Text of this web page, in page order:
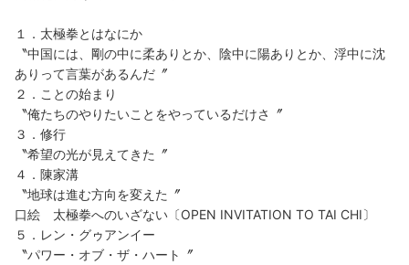
１．太極拳とはなにか
〝中国には、剛の中に柔ありとか、陰中に陽ありとか、浮中に沈
ありって言葉があるんだ〞
２．ことの始まり
〝俺たちのやりたいことをやっているだけさ〞
３．修行
〝希望の光が見えてきた〞
４．陳家溝
〝地球は進む方向を変えた〞
口絵 太極拳へのいざない〔OPEN INVITATION TO TAI CHI〕
５．レン・グゥアンイー
〝パワー・オブ・ザ・ハート〞